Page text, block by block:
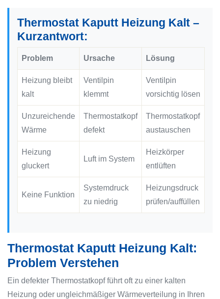
Thermostat Kaputt Heizung Kalt –
Kurzantwort:
Problem Ursache Lösung
Heizung bleibt
kalt
Ventilpin
klemmt
Ventilpin
vorsichtig lösen
Unzureichende
Wärme
Thermostatkopf
defekt
Thermostatkopf
austauschen
Heizung
gluckert
Luft im System
Heizkörper
entlüften
Keine Funktion
Systemdruck
zu niedrig
Heizungsdruck
prüfen/auffüllen
Thermostat Kaputt Heizung Kalt:
Problem Verstehen
Ein defekter Thermostatkopf führt oft zu einer kalten
Heizung oder ungleichmäßiger Wärmeverteilung in Ihren